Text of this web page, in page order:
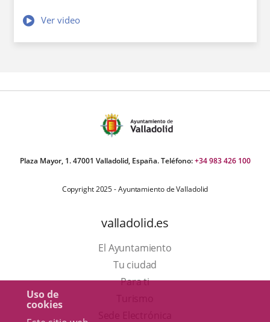
Uso de
cookies
Ver videoEnlace
una
Plaza Mayor, 1. 47001 Valladolid, España. Teléfono:+34 983 426 100
Copyright 2025 - Ayuntamiento de Valladolid
valladolid.es
El Ayuntamiento
Tu ciudad
Para ti